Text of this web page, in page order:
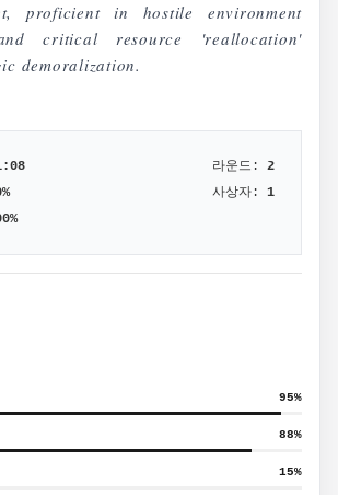
proficient in hostile environment
critical resource 'reallocation'
demoralization.
라운드:
2
% 사상자:
1
%
95%
88%
15%